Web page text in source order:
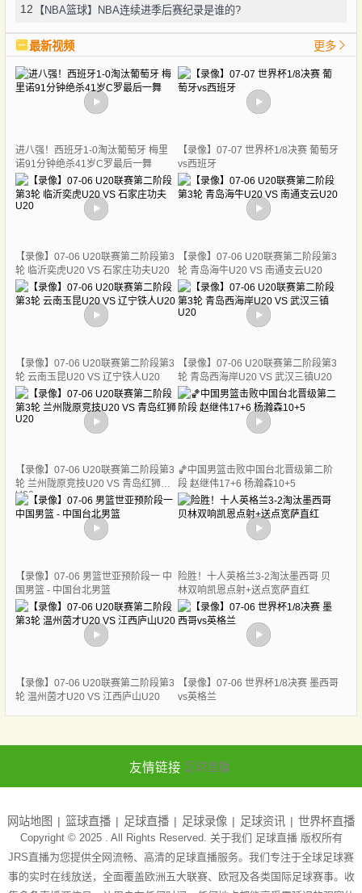
12 【NBA篮球】NBA连续进季后赛纪录是谁的?
最新视频 更多
进八强！西班牙1-0淘汰葡萄牙 梅里
诺91分钟绝杀41岁C罗最后一舞
【录像】07-07 世界杯1/8决赛 葡萄牙
vs西班牙
【录像】07-06 U20联赛第二阶段第3
轮 临沂奕虎U20 VS 石家庄功夫U20
【录像】07-06 U20联赛第二阶段第3
轮 青岛海牛U20 VS 南通支云U20
【录像】07-06 U20联赛第二阶段第3
轮 云南玉昆U20 VS 辽宁铁人U20
【录像】07-06 U20联赛第二阶段第3
轮 青岛西海岸U20 VS 武汉三镇U20
【录像】07-06 U20联赛第二阶段第3
轮 兰州陇原竞技U20 VS 青岛红狮
U20
🏀中国男篮击败中国台北晋级第二阶
段 赵继伟17+6 杨瀚森10+5
【录像】07-06 男篮世亚预阶段一 中
国男篮 - 中国台北男篮
险胜！十人英格兰3-2淘汰墨西哥 贝
林双响凯恩点射+送点宽萨直红
【录像】07-06 U20联赛第二阶段第3
轮 温州茵才U20 VS 江西庐山U20
【录像】07-06 世界杯1/8决赛 墨西哥
vs英格兰
友情链接 足球直播
网站地图 篮球直播 足球直播 足球录像 足球资讯 世界杯直播
Copyright © 2025 . All Rights Reserved. 关于我们 足球直播版权所有
JRS直播为您提供全网流畅、高清的足球直播服务。我们专注于全球足球赛
事的实时在线放送，全面覆盖欧洲五大联赛、欧冠及各类国际足球赛事。收